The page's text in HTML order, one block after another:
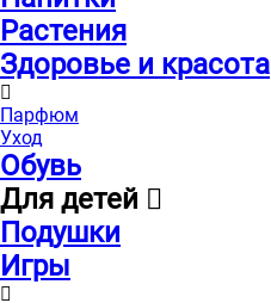
Растения
Здоровье и красота
Парфюм
Уход
Обувь
Для детей
Подушки
Игры